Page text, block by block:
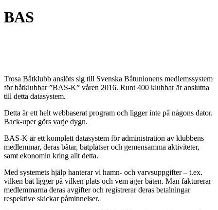
BAS
Trosa Båtklubb anslöts sig till Svenska Båtunionens medlemssystem
för båtklubbar ”BAS-K” våren 2016. Runt 400 klubbar är anslutna
till detta datasystem.
Detta är ett helt webbaserat program och ligger inte på någons dator.
Back-uper görs varje dygn.
BAS-K är ett komplett datasystem för administration av klubbens
medlemmar, deras båtar, båtplatser och gemensamma aktiviteter,
samt ekonomin kring allt detta.
Med systemets hjälp hanterar vi hamn- och varvsuppgifter – t.ex.
vilken båt ligger på vilken plats och vem äger båten. Man fakturerar
medlemmarna deras avgifter och registrerar deras betalningar
respektive skickar påminnelser.